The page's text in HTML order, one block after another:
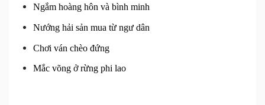
Ngắm hoàng hôn và bình minh
Nướng hải sản mua từ ngư dân
Chơi ván chèo đứng
Mắc võng ở rừng phi lao